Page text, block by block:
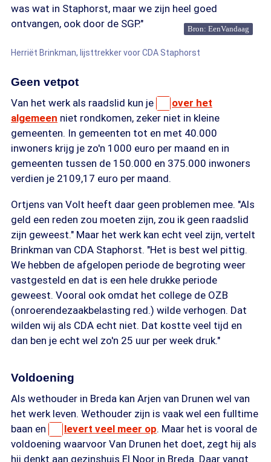
was wat in Staphorst, maar we zijn heel goed
ontvangen, ook door de SGP."
Bron: EenVandaag
Herriët Brinkman, lijsttrekker voor CDA Staphorst
Geen vetpot
Van het werk als raadslid kun je
over het
algemeen niet rondkomen, zeker niet in kleine
gemeenten. In gemeenten tot en met 40.000
inwoners krijg je zo'n 1000 euro per maand en in
gemeenten tussen de 150.000 en 375.000 inwoners
verdien je 2109,17 euro per maand.
Ortjens van Volt heeft daar geen problemen mee. "Als
geld een reden zou moeten zijn, zou ik geen raadslid
zijn geweest." Maar het werk kan echt veel zijn, vertelt
Brinkman van CDA Staphorst. "Het is best wel pittig.
We hebben de afgelopen periode de begroting weer
vastgesteld en dat is een hele drukke periode
geweest. Vooral ook omdat het college de OZB
(onroerendezaakbelasting red.) wilde verhogen. Dat
wilden wij als CDA echt niet. Dat kostte veel tijd en
dan ben je echt wel zo'n 25 uur per week druk."
Voldoening
Als wethouder in Breda kan Arjen van Drunen wel van
het werk leven. Wethouder zijn is vaak wel een fulltime
baan en
levert veel meer op. Maar het is vooral de
voldoening waarvoor Van Drunen het doet, zegt hij als
hij denkt aan gezinshuis El Noor in Breda. Daar vangt